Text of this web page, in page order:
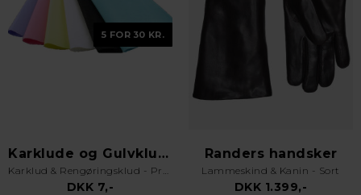
5 FOR 30 KR.
Karklude og Gulvklude
Karklud & Rengøringsklud - Pro Kvalitet - Valgfri Farve
DKK 7,-
Randers handsker
Lammeskind & Kanin - Sort
DKK 1.399,-